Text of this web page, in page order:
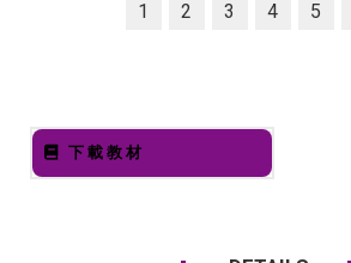
1 2 3 4 5
下載教材